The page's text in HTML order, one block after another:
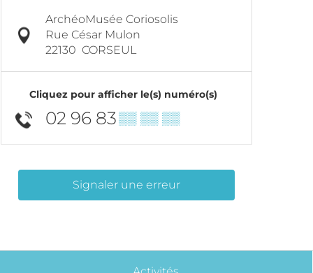
ArchéoMusée Coriosolis
Rue César Mulon
22130 CORSEUL
Cliquez pour afficher le(s) numéro(s)
02 96 83▒▒ ▒▒ ▒▒
Signaler une erreur